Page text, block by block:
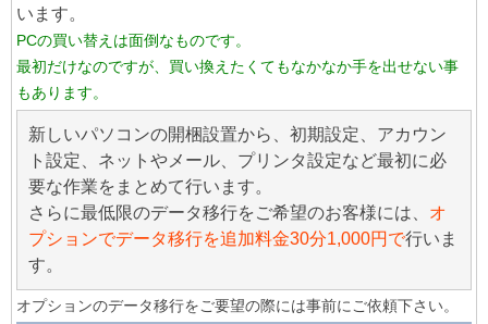
います。
PCの買い替えは面倒なものです。
最初だけなのですが、買い換えたくてもなかなか手を出せない事
もあります。
新しいパソコンの開梱設置から、初期設定、アカウン
ト設定、ネットやメール、プリンタ設定など最初に必
要な作業をまとめて行います。
さらに最低限のデータ移行をご希望のお客様には、 オ
プションでデータ移行を追加料金30分1,000円で行いま
す。
オプションのデータ移行をご要望の際には事前にご依頼下さい。